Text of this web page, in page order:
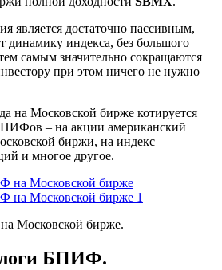
является достаточно пассивным,
динамику индекса, без большого
самым значительно сокращаются
при этом ничего не нужно
на Московской бирже котируется
– на акции американский
биржи, на индекс
и многое другое.
Московской бирже.
БПИФ.